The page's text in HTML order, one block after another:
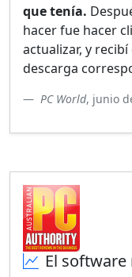
que tenía.
hacer fue hacer
actualizar, y
descarga
PC World, junio
El